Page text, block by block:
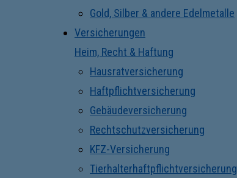
Gold, Silber & andere Edelmetalle
Versicherungen
Heim, Recht & Haftung
Hausratversicherung
Haftpflichtversicherung
Gebäudeversicherung
Rechtschutzversicherung
KFZ-Versicherung
Tierhalterhaftpflichtversicherung